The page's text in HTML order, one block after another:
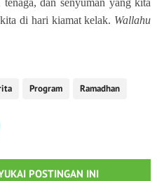
di hari kiamat kelak. Wallahu
Program Ramadhan
POSTINGAN INI